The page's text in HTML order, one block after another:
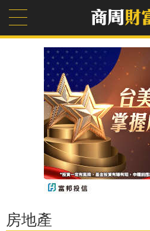
房地產